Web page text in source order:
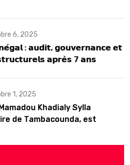
6, 2025
: 𝗮𝘂𝗱𝗶𝘁, 𝗴𝗼𝘂𝘃𝗲𝗿𝗻𝗮𝗻𝗰𝗲 𝗲𝘁
𝗮𝗽𝗿𝗲̀𝘀 7 𝗮𝗻𝘀
1, 2025
Khadialy Sylla
de Tambacounda, est